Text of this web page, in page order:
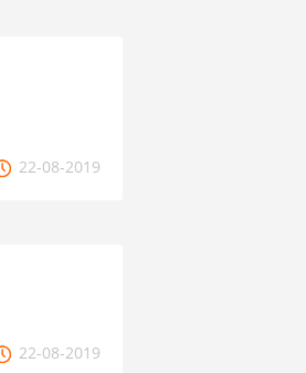
22-08-2019
22-08-2019